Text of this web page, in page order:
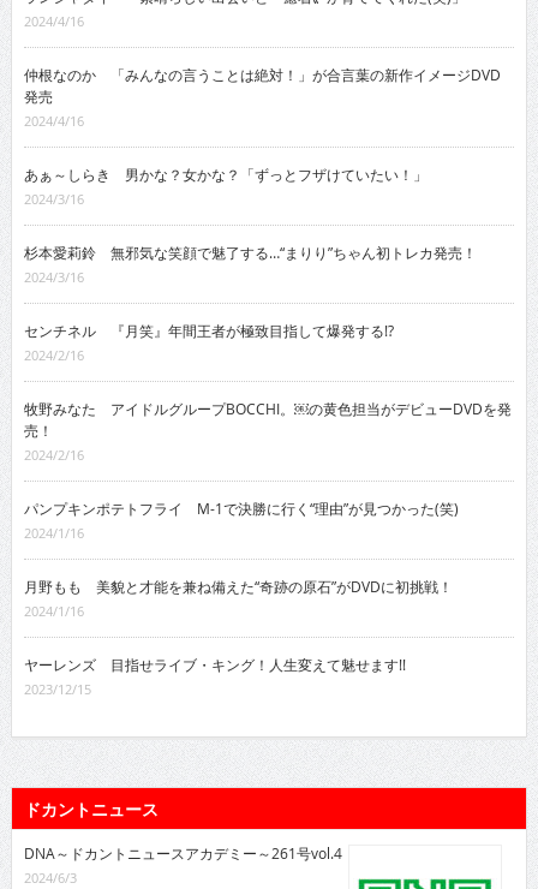
2024/4/16
仲根なのか 「みんなの言うことは絶対！」が合言葉の新作イメージDVD
発売
2024/4/16
あぁ～しらき 男かな？女かな？「ずっとフザけていたい！」
2024/3/16
杉本愛莉鈴 無邪気な笑顔で魅了する…“まりり”ちゃん初トレカ発売！
2024/3/16
センチネル 『月笑』年間王者が極致目指して爆発する!?
2024/2/16
牧野みなた アイドルグループBOCCHI。￼の黄色担当がデビューDVDを発
売！
2024/2/16
パンプキンポテトフライ M-1で決勝に行く“理由”が見つかった(笑)
2024/1/16
月野もも 美貌と才能を兼ね備えた“奇跡の原石”がDVDに初挑戦！
2024/1/16
ヤーレンズ 目指せライブ・キング！人生変えて魅せます!!
2023/12/15
ドカントニュース
DNA～ドカントニュースアカデミー～261号vol.4
2024/6/3